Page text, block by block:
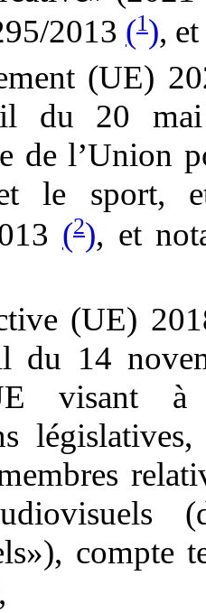
2013 (1),
(UE)
du 20 mai
de l’Union
le sport,
(2), et
(UE)
du 14
visant
compte
,